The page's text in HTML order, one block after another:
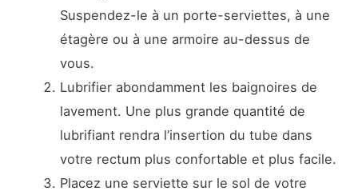
Suspendez-le à un porte-serviettes, à une
étagère ou à une armoire au-dessus de
vous.
Lubrifier abondamment les baignoires de
lavement. Une plus grande quantité de
lubrifiant rendra l’insertion du tube dans
votre rectum plus confortable et plus facile.
Placez une serviette sur le sol de votre